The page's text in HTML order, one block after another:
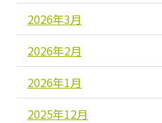
2026年3月
2026年2月
2026年1月
2025年12月